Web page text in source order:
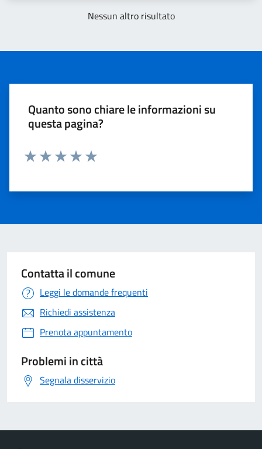
Nessun altro risultato
Quanto sono chiare le informazioni su
questa pagina?
Contatta il comune
Leggi le domande frequenti
Richiedi assistenza
Prenota appuntamento
Problemi in città
Segnala disservizio